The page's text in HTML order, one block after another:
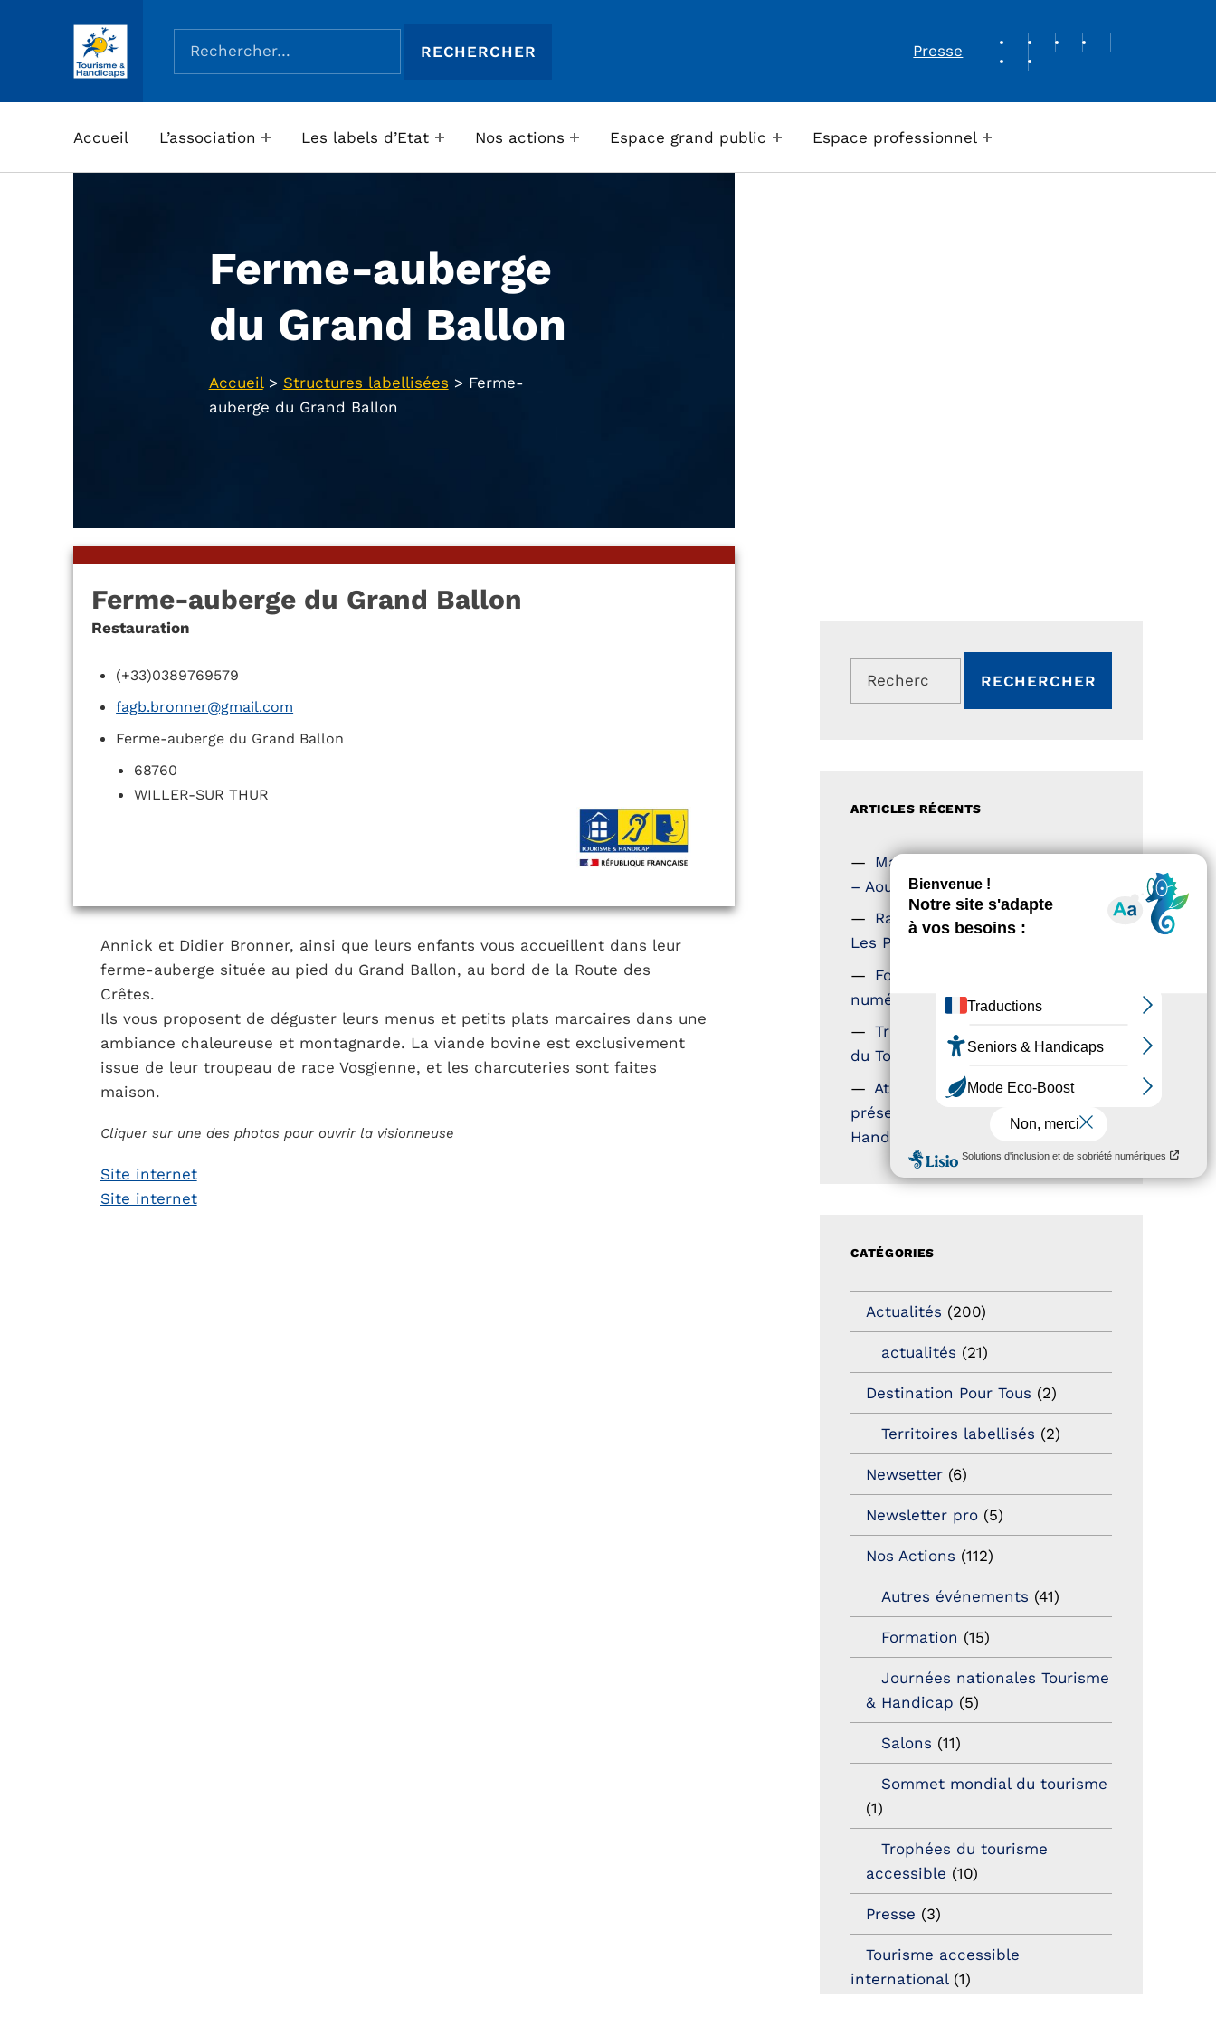
ASSOCIATION TOURISME ET HANDICAPS
Rechercher :
Presse
REVUE DE PRESSE
Accueil L’association Les labels d’Etat Nos actions Espace grand public Espace professionnel
Ferme-auberge
du Grand Ballon
Accueil> Structures labellisées > Ferme-
auberge du Grand Ballon
Ferme-auberge du Grand Ballon
Restauration
(+33)0389769579
fagb.bronner@gmail.com
Ferme-auberge du Grand Ballon
68760
WILLER-SUR THUR
Annick et Didier Bronner, ainsi que leurs enfants vous accueillent dans leur
ferme-auberge située au pied du Grand Ballon, au bord de la Route des
Crêtes.
Ils vous proposent de déguster leurs menus et petits plats marcaires dans une
ambiance chaleureuse et montagnarde. La viande bovine est exclusivement
issue de leur troupeau de race Vosgienne, et les charcuteries sont faites
maison.
Cliquer sur une des photos pour ouvrir la visionneuse
Site internet
Site internet
Rechercher :
ARTICLES RÉCENTS
Magazine Tourisme Accessible
– Aout 2026
Rallye Aicha des Gazelles –
Les Petillantes
Formation Communication
numérique
Trophées Horizons – Acteurs
du Tourisme Durable
Atout France – flyer
présentation label Tourisme &
Handicap
CATÉGORIES
Actualités (200)
actualités (21)
Destination Pour Tous (2)
Territoires labellisés (2)
Newsetter (6)
Newsletter pro (5)
Nos Actions (112)
Autres événements (41)
Formation (15)
Journées nationales Tourisme
& Handicap (5)
Salons (11)
Sommet mondial du tourisme
(1)
Trophées du tourisme
accessible (10)
Presse (3)
Tourisme accessible
international(1)